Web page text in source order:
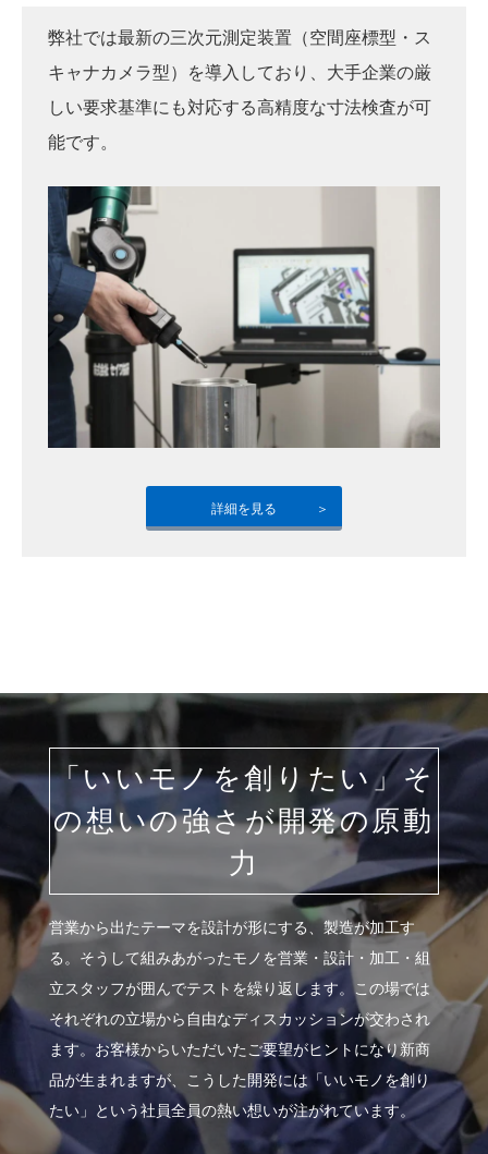
弊社では最新の三次元測定装置（空間座標型・ス
キャナカメラ型）を導入しており、大手企業の厳
しい要求基準にも対応する高精度な寸法検査が可
能です。
詳細を見る
「いいモノを創りたい」そ
の想いの強さが開発の原動
力
営業から出たテーマを設計が形にする、製造が加工す
る。そうして組みあがったモノを営業・設計・加工・組
立スタッフが囲んでテストを繰り返します。この場では
それぞれの立場から自由なディスカッションが交わされ
ます。お客様からいただいたご要望がヒントになり新商
品が生まれますが、こうした開発には「いいモノを創り
たい」という社員全員の熱い想いが注がれています。